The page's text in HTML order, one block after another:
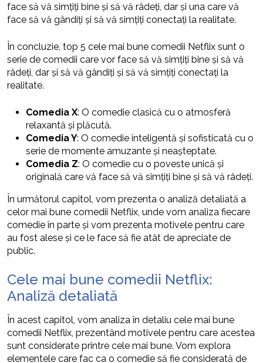
face să vă simțiți bine și să vă râdeți, dar și una care vă
face să vă gândiți și să vă simțiți conectați la realitate.
În concluzie, top 5 cele mai bune comedii Netflix sunt o
serie de comedii care vor face să vă simțiți bine și să vă
râdeți, dar și să vă gândiți și să vă simțiți conectați la
realitate.
Comedia X: O comedie clasică cu o atmosferă
relaxantă și plăcută.
Comedia Y: O comedie inteligentă și sofisticată cu o
serie de momente amuzante și neașteptate.
Comedia Z: O comedie cu o poveste unică și
originală care vă face să vă simțiți bine și să vă râdeți.
În următorul capitol, vom prezenta o analiză detaliată a
celor mai bune comedii Netflix, unde vom analiza fiecare
comedie în parte și vom prezenta motivele pentru care
au fost alese și ce le face să fie atât de apreciate de
public.
Cele mai bune comedii Netflix:
Analiză detaliată
În acest capitol, vom analiza în detaliu cele mai bune
comedii Netflix, prezentând motivele pentru care acestea
sunt considerate printre cele mai bune. Vom explora
elementele care fac ca o comedie să fie considerată de